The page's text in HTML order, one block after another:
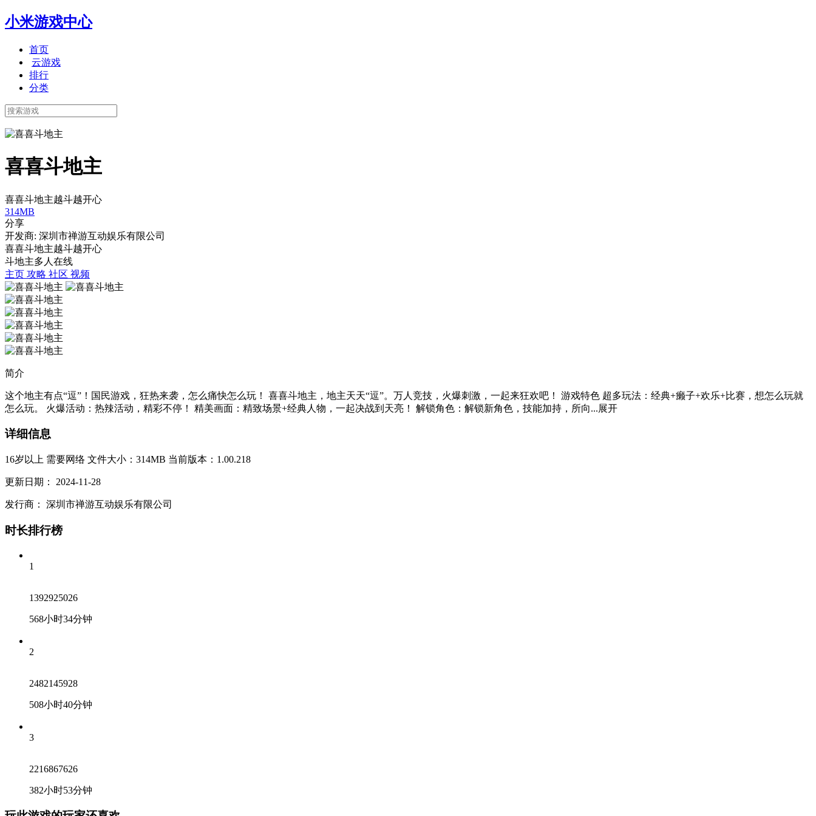
小米游戏中心
首页
云游戏
排行
分类
喜喜斗地主
喜喜斗地主越斗越开心
314MB
分享
开发商: 深圳市禅游互动娱乐有限公司
喜喜斗地主越斗越开心
斗地主多人在线
主页 攻略 社区 视频
简介
这个地主有点“逗”！国民游戏，狂热来袭，怎么痛快怎么玩！ 喜喜斗地主，地主天天“逗”。万人竞技，火爆刺激，一起来狂欢吧！ 游戏特色 超多玩法：经典+癞子+欢乐+比赛，想怎么玩就
怎么玩。 火爆活动：热辣活动，精彩不停！ 精美画面：精致场景+经典人物，一起决战到天亮！ 解锁角色：解锁新角色，技能加持，所向...展开
详细信息
16岁以上 需要网络 文件大小：314MB 当前版本：1.00.218
更新日期： 2024-11-28
发行商： 深圳市禅游互动娱乐有限公司
时长排行榜
1
1392925026
568小时34分钟
2
2482145928
508小时40分钟
3
2216867626
382小时53分钟